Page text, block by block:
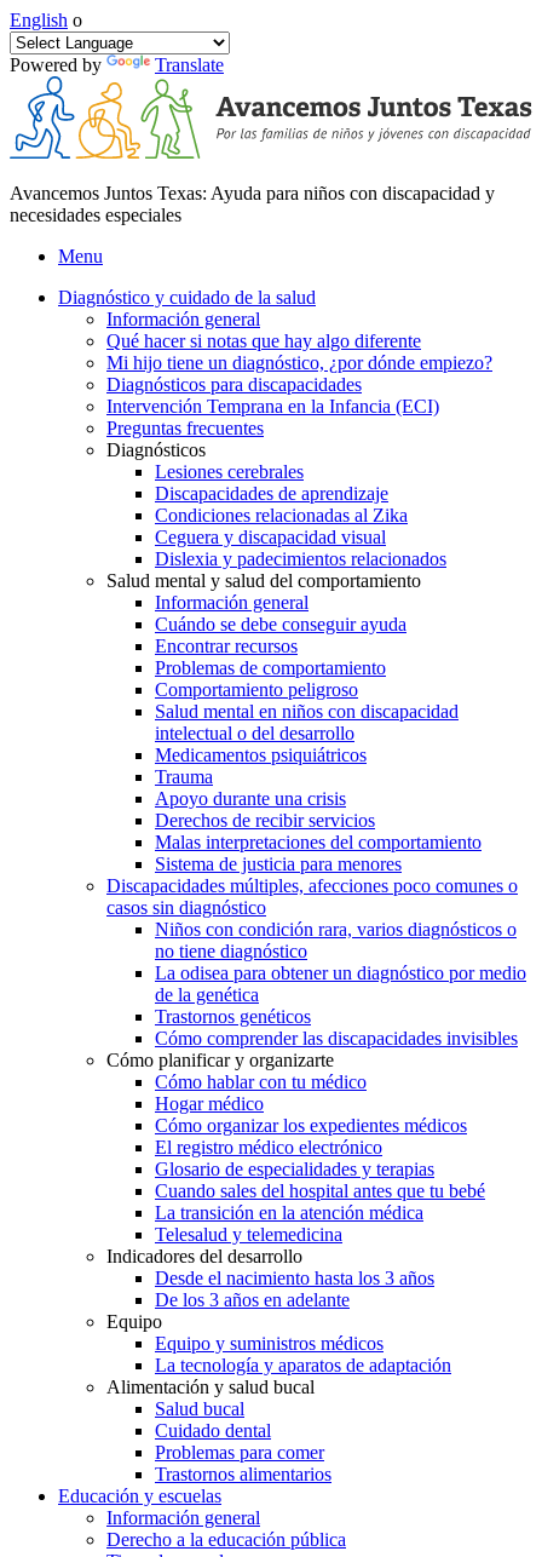
English o
Powered by Translate
Avancemos Juntos Texas: Ayuda para niños con discapacidad y
necesidades especiales
Menu
Diagnóstico y cuidado de la salud
Información general
Qué hacer si notas que hay algo diferente
Mi hijo tiene un diagnóstico, ¿por dónde empiezo?
Diagnósticos para discapacidades
Intervención Temprana en la Infancia (ECI)
Preguntas frecuentes
Diagnósticos
Lesiones cerebrales
Discapacidades de aprendizaje
Condiciones relacionadas al Zika
Ceguera y discapacidad visual
Dislexia y padecimientos relacionados
Salud mental y salud del comportamiento
Información general
Cuándo se debe conseguir ayuda
Encontrar recursos
Problemas de comportamiento
Comportamiento peligroso
Salud mental en niños con discapacidad
intelectual o del desarrollo
Medicamentos psiquiátricos
Trauma
Apoyo durante una crisis
Derechos de recibir servicios
Malas interpretaciones del comportamiento
Sistema de justicia para menores
Discapacidades múltiples, afecciones poco comunes o
casos sin diagnóstico
Niños con condición rara, varios diagnósticos o
no tiene diagnóstico
La odisea para obtener un diagnóstico por medio
de la genética
Trastornos genéticos
Cómo comprender las discapacidades invisibles
Cómo planificar y organizarte
Cómo hablar con tu médico
Hogar médico
Cómo organizar los expedientes médicos
El registro médico electrónico
Glosario de especialidades y terapias
Cuando sales del hospital antes que tu bebé
La transición en la atención médica
Telesalud y telemedicina
Indicadores del desarrollo
Desde el nacimiento hasta los 3 años
De los 3 años en adelante
Equipo
Equipo y suministros médicos
La tecnología y aparatos de adaptación
Alimentación y salud bucal
Salud bucal
Cuidado dental
Problemas para comer
Trastornos alimentarios
Educación y escuelas
Información general
Derecho a la educación pública